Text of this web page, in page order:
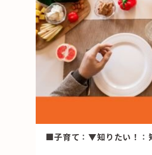
HAREL
「モノ」
fleXe
「ひと」
■子育て ：▼知りたい！ ：